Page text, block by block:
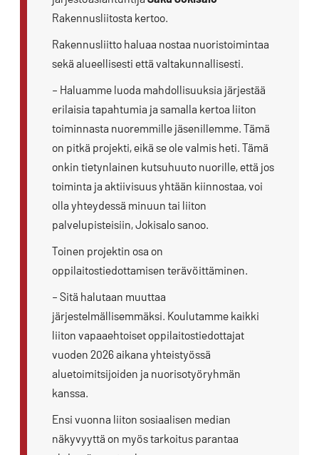
Rakennusliitosta kertoo.
Rakennusliitto haluaa nostaa nuoristoimintaa
sekä alueellisesti että valtakunnallisesti.
– Haluamme luoda mahdollisuuksia järjestää
erilaisia tapahtumia ja samalla kertoa liiton
toiminnasta nuoremmille jäsenillemme. Tämä
on pitkä projekti, eikä se ole valmis heti. Tämä
onkin tietynlainen kutsuhuuto nuorille, että jos
toiminta ja aktiivisuus yhtään kiinnostaa, voi
olla yhteydessä minuun tai liiton
palvelupisteisiin, Jokisalo sanoo.
Toinen projektin osa on
oppilaitostiedottamisen terävöittäminen.
– Sitä halutaan muuttaa
järjestelmällisemmäksi. Koulutamme kaikki
liiton vapaaehtoiset oppilaitostiedottajat
vuoden 2026 aikana yhteistyössä
aluetoimitsijoiden ja nuorisotyöryhmän
kanssa.
Ensi vuonna liiton sosiaalisen median
näkyvyyttä on myös tarkoitus parantaa